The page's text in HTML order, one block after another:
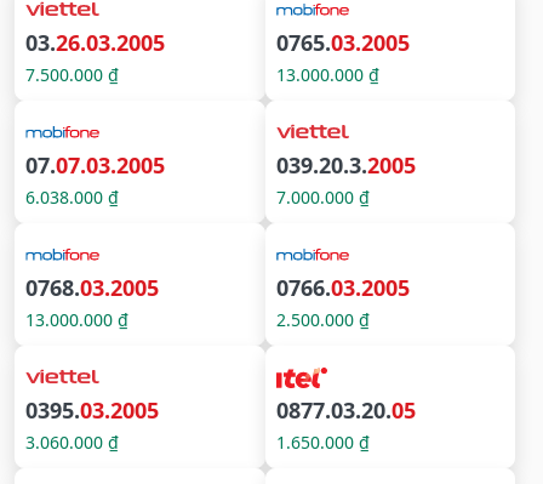
03.26.03.2005
7.500.000 ₫
0765.03.2005
13.000.000 ₫
07.07.03.2005
6.038.000 ₫
039.20.3.2005
7.000.000 ₫
0768.03.2005
13.000.000 ₫
0766.03.2005
2.500.000 ₫
0395.03.2005
3.060.000 ₫
0877.03.20.05
1.650.000 ₫